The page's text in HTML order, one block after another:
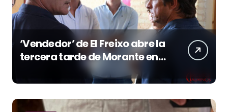
‘Vendedor’ de El Freixo abre la
tercera tarde de Morante en
la temporada portuense